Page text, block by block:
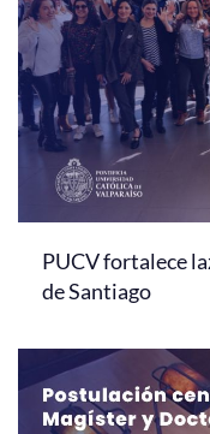
PUCV fortalece
de Santiago